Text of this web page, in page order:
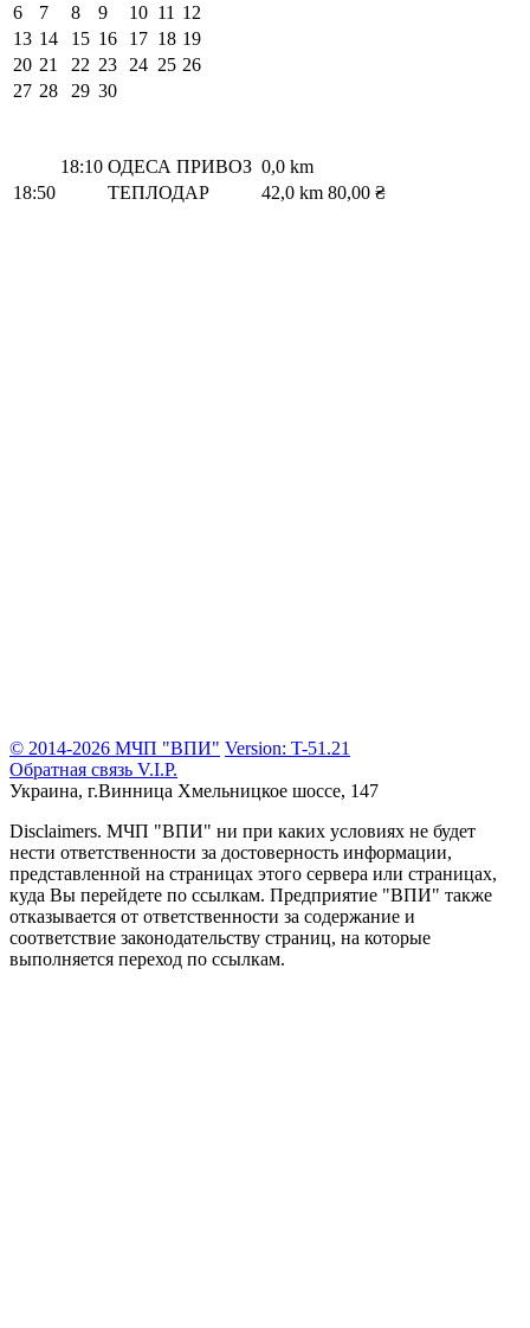
6
7 8 9 10 11 12
13 14 15 16 17 18 19
20 21 22 23 24 25 26
27 28 29 30
18:10 ОДЕСА ПРИВОЗ 0,0 km
18:50
ТЕПЛОДАР 42,0 km 80,00 ₴
© 2014-2026 МЧП "ВПИ" Version: T-51.21
Обратная связь V.I.P.
Украина, г.Винница Хмельницкое шоссе, 147
Disclaimers. МЧП "ВПИ" ни при каких условиях не будет
нести ответственности за достоверность информации,
представленной на страницах этого сервера или страницах,
куда Вы перейдете по ссылкам. Предприятие "ВПИ" также
отказывается от ответственности за содержание и
соответствие законодательству страниц, на которые
выполняется переход по ссылкам.